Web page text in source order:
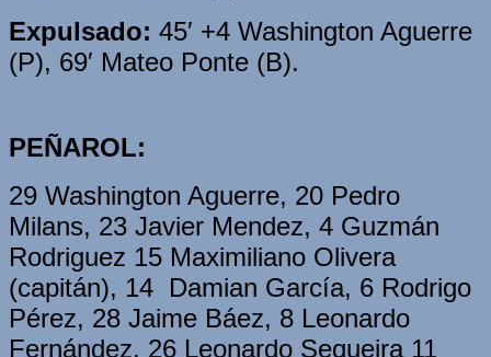
Expulsado: 45′ +4 Washington Aguerre
(P), 69′ Mateo Ponte (B).
PEÑAROL:
29 Washington Aguerre, 20 Pedro
Milans, 23 Javier Mendez, 4 Guzmán
Rodriguez 15 Maximiliano Olivera
(capitán), 14 Damian García, 6 Rodrigo
Pérez, 28 Jaime Báez, 8 Leonardo
Fernández, 26 Leonardo Sequeira 11